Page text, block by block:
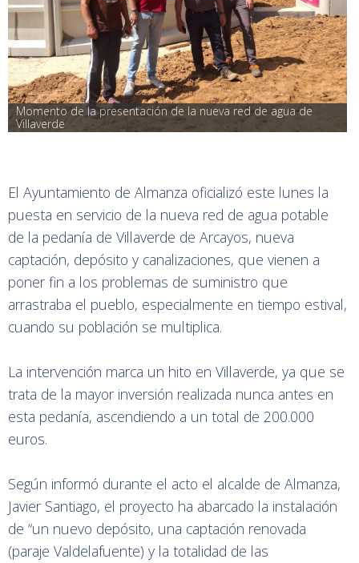
Momento de la presentación de la nueva red de agua de
Villaverde
El Ayuntamiento de Almanza oficializó este lunes la
puesta en servicio de la nueva red de agua potable
de la pedanía de Villaverde de Arcayos, nueva
captación, depósito y canalizaciones, que vienen a
poner fin a los problemas de suministro que
arrastraba el pueblo, especialmente en tiempo estival,
cuando su población se multiplica.
La intervención marca un hito en Villaverde, ya que se
trata de la mayor inversión realizada nunca antes en
esta pedanía, ascendiendo a un total de 200.000
euros.
Según informó durante el acto el alcalde de Almanza,
Javier Santiago, el proyecto ha abarcado la instalación
de “un nuevo depósito, una captación renovada
(paraje Valdelafuente) y la totalidad de las